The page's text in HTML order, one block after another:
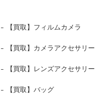
【買取】フィルムカメラ
【買取】カメラアクセサリー
【買取】レンズアクセサリー
【買取】バッグ